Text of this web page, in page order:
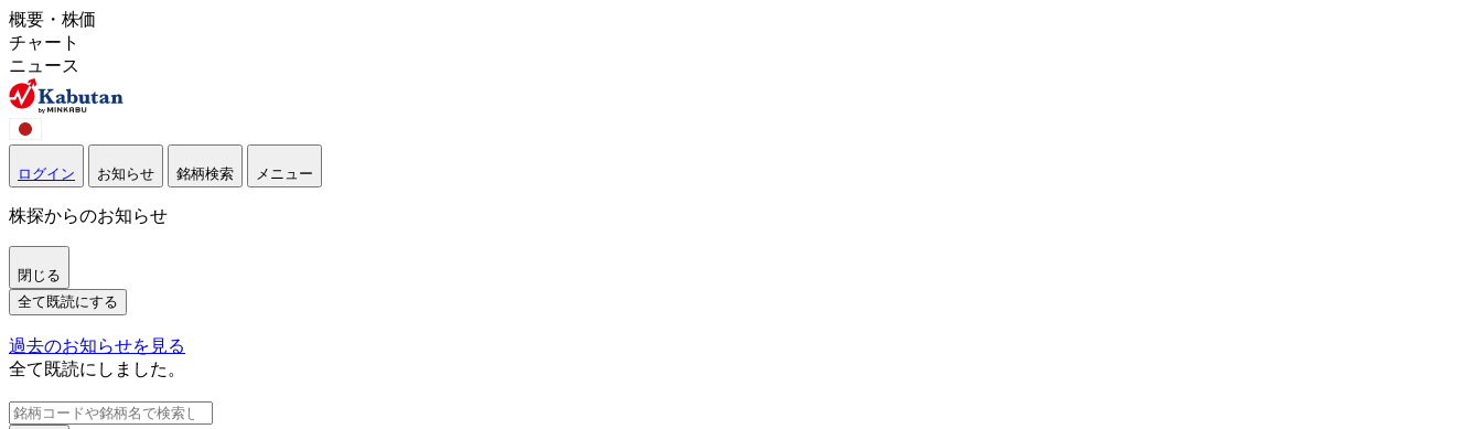
概要・株価
チャート
ニュース
ログイン お知らせ 銘柄検索 メニュー
株探からのお知らせ
閉じる
全て既読にする
過去のお知らせを見る
全て既読にしました。